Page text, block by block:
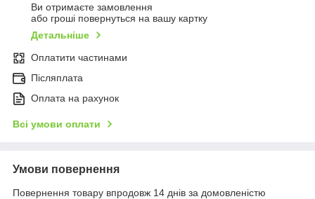
Ви отримаєте замовлення
або гроші повернуться на вашу картку
Детальніше
Оплатити частинами
Післяплата
Оплата на рахунок
Всі умови оплати
Умови повернення
Повернення товару впродовж 14 днів за домовленістю